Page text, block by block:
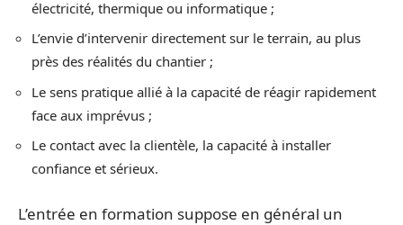
électricité, thermique ou informatique ;
L’envie d’intervenir directement sur le terrain, au plus
près des réalités du chantier ;
Le sens pratique allié à la capacité de réagir rapidement
face aux imprévus ;
Le contact avec la clientèle, la capacité à installer
confiance et sérieux.
L’entrée en formation suppose en général un